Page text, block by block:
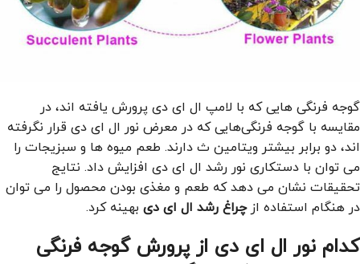
گوجه فرنگی هایی که با لامپ ال ای دی پرورش یافته اند، در
مقایسه با گوجه‌ فرنگی‌هایی که در معرض نور ال ای دی قرار نگرفته
‌اند، دو برابر بیشتر ویتامین ث دارند. طعم میوه ها و سبزیجات را
می توان با دستکاری نور رشد ال ای دی افزایش داد. نتایج
تحقیقات نشان می دهد که طعم و مغذی بودن محصول را می توان
در هنگام استفاده ازچراغ رشد ال ای دی بهینه کرد.
کدام نور ال ای دی از پرورش گوجه فرنگی